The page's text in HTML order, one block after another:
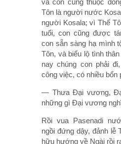
Tôn là người nước
người Kosala; vì Thế
tuổi, con cũng được
con sẵn sàng hạ mình
Tôn, và biểu lộ tình
nay chúng con phải
công việc, có nhiều bổn
— Thưa Ðại vương,
những gì Ðại vương
Rồi vua Pasenadi
ngồi đứng dậy, đảnh lễ
hữu hướng về Ngài rồi